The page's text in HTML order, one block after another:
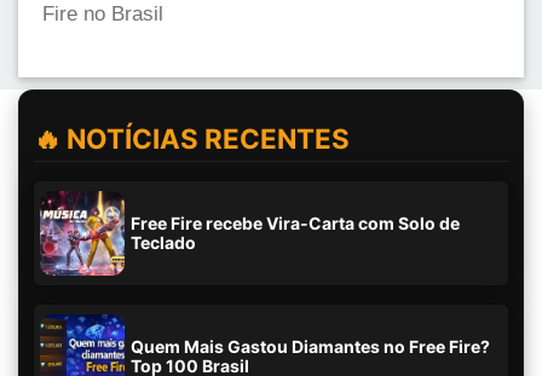
Fire no Brasil
🔥 NOTÍCIAS RECENTES
Free Fire recebe Vira-Carta com Solo de
Teclado
Quem Mais Gastou Diamantes no Free Fire?
Top 100 Brasil